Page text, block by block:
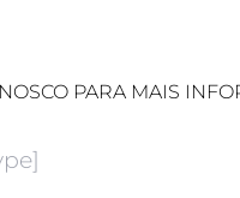
PARA MAIS